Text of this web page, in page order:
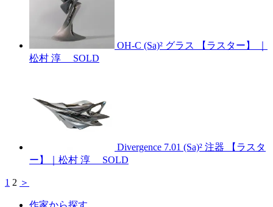
OH-C (Sa)² グラス 【ラスター】 ｜
松村 淳
SOLD
Divergence 7.01 (Sa)² 注器 【ラスタ
ー】｜松村 淳
SOLD
1 2 ＞
作家から探す